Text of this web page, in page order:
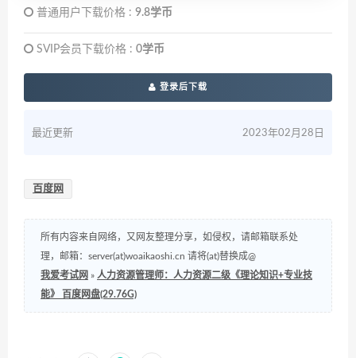
普通用户下载价格 : 9.8学币
SVIP会员下载价格 : 0学币
登录后下载
最近更新 2023年02月28日
百度网
所有内容来自网络，又网友整理分享，如侵权，请邮箱联系处
理，邮箱：server(at)woaikaoshi.cn 请将(at)替换成@
我爱考试网 » 人力资源管理师：人力资源二级《理论知识+专业技
能》 百度网盘(29.76G)